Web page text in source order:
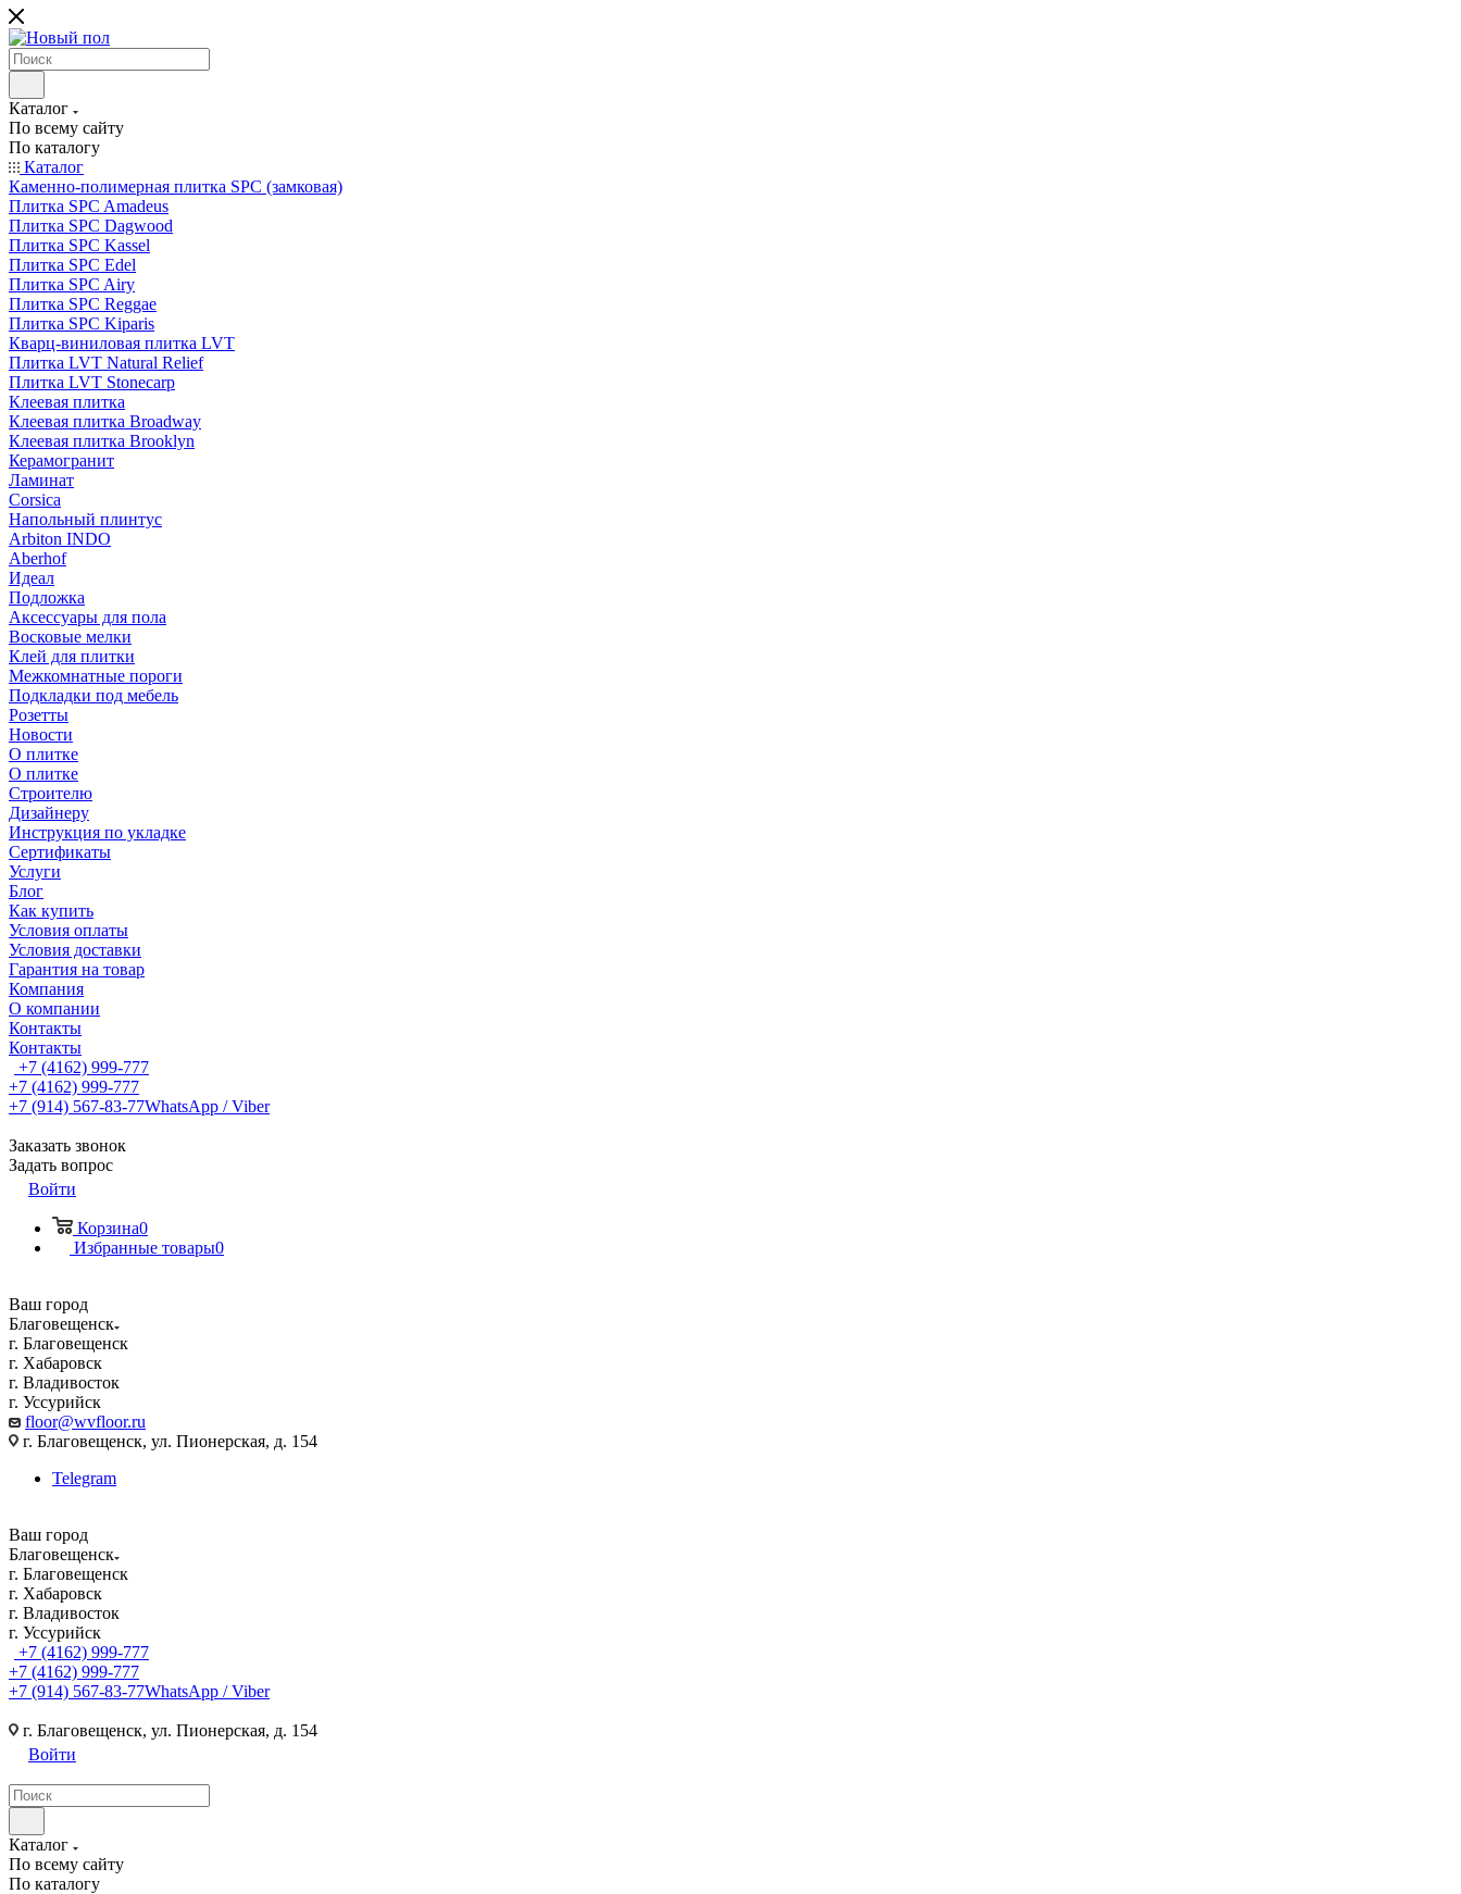
Каталог
По всему сайту
По каталогу
Каталог
Каменно-полимерная плитка SPC (замковая)
Плитка SPC Amadeus
Плитка SPC Dagwood
Плитка SPC Kassel
Плитка SPC Edel
Плитка SPC Airy
Плитка SPC Reggae
Плитка SPC Kiparis
Кварц-виниловая плитка LVT
Плитка LVT Natural Relief
Плитка LVT Stonecarp
Клеевая плитка
Клеевая плитка Broadway
Клеевая плитка Brooklyn
Керамогранит
Ламинат
Corsica
Напольный плинтус
Arbiton INDO
Aberhof
Идеал
Подложка
Аксессуары для пола
Восковые мелки
Клей для плитки
Межкомнатные пороги
Подкладки под мебель
Розетты
Новости
О плитке
О плитке
Строителю
Дизайнеру
Инструкция по укладке
Сертификаты
Услуги
Блог
Как купить
Условия оплаты
Условия доставки
Гарантия на товар
Компания
О компании
Контакты
Контакты
+7 (4162) 999-777
+7 (4162) 999-777
+7 (914) 567-83-77WhatsApp / Viber
Заказать звонок
Задать вопрос
Войти
Корзина0
Избранные товары0
Ваш город
Благовещенск
г. Благовещенск
г. Хабаровск
г. Владивосток
г. Уссурийск
floor@wvfloor.ru
г. Благовещенск, ул. Пионерская, д. 154
Telegram
Ваш город
Благовещенск
г. Благовещенск
г. Хабаровск
г. Владивосток
г. Уссурийск
+7 (4162) 999-777
+7 (4162) 999-777
+7 (914) 567-83-77WhatsApp / Viber
г. Благовещенск, ул. Пионерская, д. 154
Войти
Каталог
По всему сайту
По каталогу